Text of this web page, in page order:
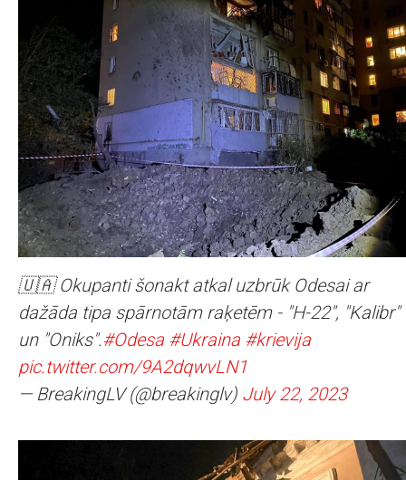
🇺🇦 Okupanti šonakt atkal uzbrūk Odesai ar
dažāda tipa spārnotām raķetēm - "H-22", "Kalibr"
un "Oniks".#Odesa #Ukraina #krievija
pic.twitter.com/9A2dqwvLN1
— BreakingLV (@breakinglv) July 22, 2023